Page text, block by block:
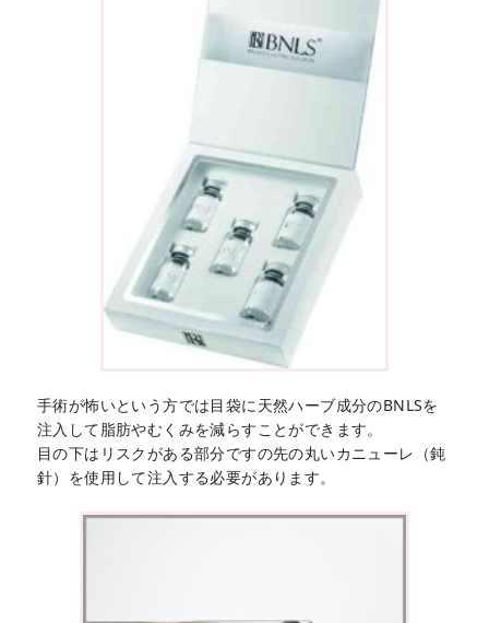
手術が怖いという方では目袋に天然ハーブ成分のBNLSを
注入して脂肪やむくみを減らすことができます。
目の下はリスクがある部分ですの先の丸いカニューレ（鈍
針）を使用して注入する必要があります。